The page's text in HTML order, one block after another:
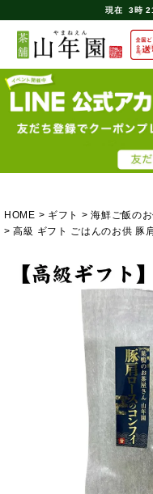
現在 3時
HOME ギフト 海鮮ご飯の
高級 ギフト ごはんのお供 豚